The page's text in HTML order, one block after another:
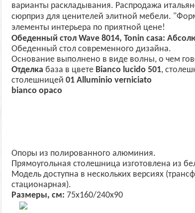
варианты раскладывания. Распродажа
сюрприз для ценителей элитной мебели.
элементы интерьера по приятной цене!
Обеденный стол Wave 8014, Tonin casa:
Обеденный стол современного дизайна.
Основание выполнено в виде волны, о чем
Отделка база в цвете Bianco lucido 501,
столешницей 01 Alluminio verniciato
bianco opaco
Опоры из полированного алюминия.
Прямоугольная столешница изготовлена из
Модель доступна в нескольких версиях
стационарная).
Размеры, см: 75х160/240х90